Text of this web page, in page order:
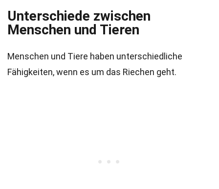
Unterschiede zwischen
Menschen und Tieren
Menschen und Tiere haben unterschiedliche
Fähigkeiten, wenn es um das Riechen geht.